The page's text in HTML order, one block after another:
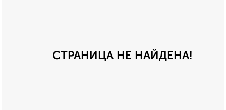
СТРАНИЦА НЕ НАЙДЕНА!